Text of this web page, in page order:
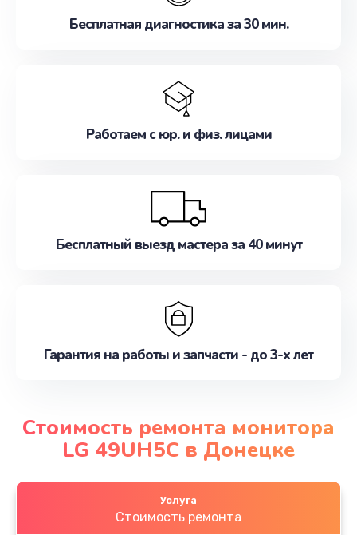
Бесплатная диагностика за 30 мин.
Работаем с юр. и физ. лицами
Бесплатный выезд мастера за 40 минут
Гарантия на работы и запчасти - до 3-х лет
Стоимость ремонта монитора
LG 49UH5C в Донецке
Услуга
Стоимость ремонта